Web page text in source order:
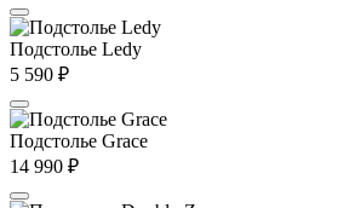
Подстолье Ledy
5 590 ₽
Подстолье Grace
14 990 ₽